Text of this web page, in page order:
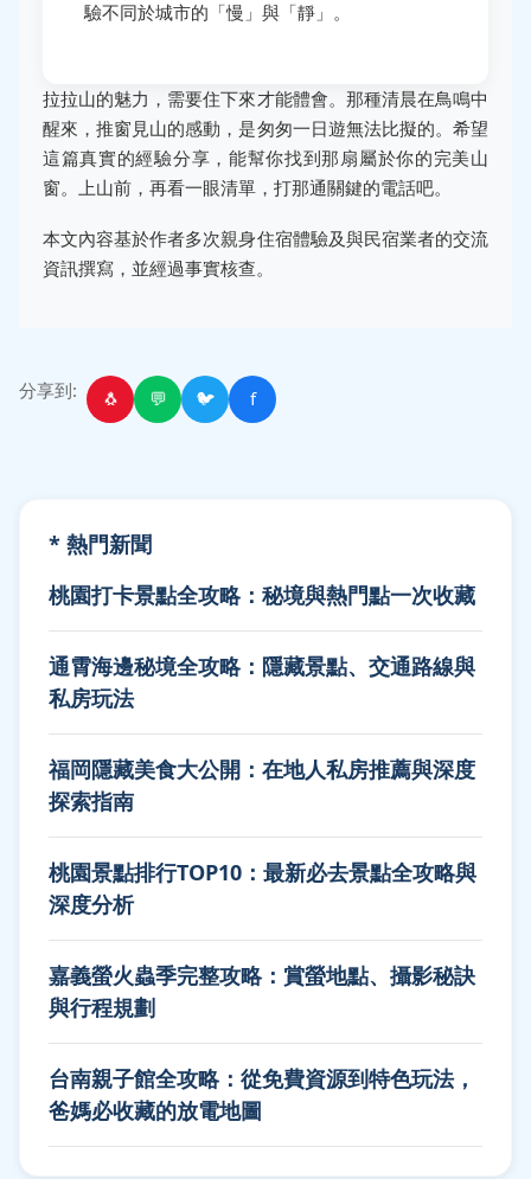
驗不同於城市的「慢」與「靜」。
拉拉山的魅力，需要住下來才能體會。那種清晨在鳥鳴中
醒來，推窗見山的感動，是匆匆一日遊無法比擬的。希望
這篇真實的經驗分享，能幫你找到那扇屬於你的完美山
窗。上山前，再看一眼清單，打那通關鍵的電話吧。
本文內容基於作者多次親身住宿體驗及與民宿業者的交流
資訊撰寫，並經過事實核查。
分享到: 🐧 💬 🐦 f
* 熱門新聞
桃園打卡景點全攻略：秘境與熱門點一次收藏
通霄海邊秘境全攻略：隱藏景點、交通路線與
私房玩法
福岡隱藏美食大公開：在地人私房推薦與深度
探索指南
桃園景點排行TOP10：最新必去景點全攻略與
深度分析
嘉義螢火蟲季完整攻略：賞螢地點、攝影秘訣
與行程規劃
台南親子館全攻略：從免費資源到特色玩法，
爸媽必收藏的放電地圖